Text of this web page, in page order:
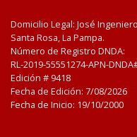
Domicilio Legal: José
Santa Rosa, La Pampa.
Número de Registro DNDA:
RL-2019-55551274-APN-
Edición # 9418
Fecha de Edición: 7/08/2026
Fecha de Inicio: 19/10/2000